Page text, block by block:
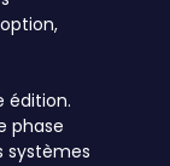
édition.
phase
systèmes